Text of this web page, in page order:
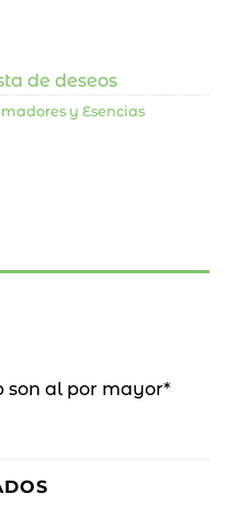
de deseos
y Esencias
son al por mayor*